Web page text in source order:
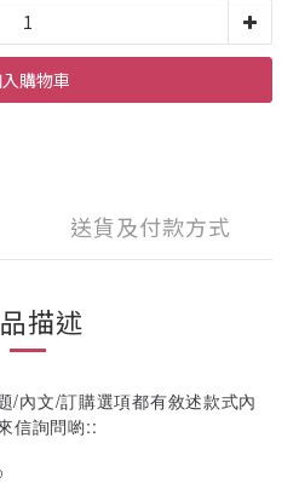
購物車
送貨及付款方式
描述
/內文/訂購選項都有敘述款式內
信詢問喲::